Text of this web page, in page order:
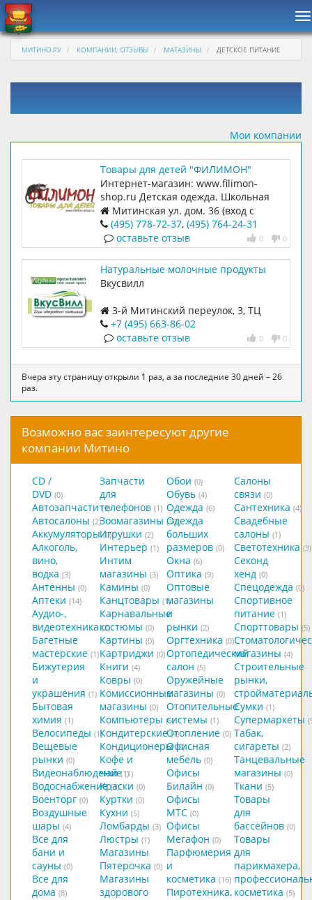
МИТИНО.РУ КОМПАНИИ, ОТЗЫВЫ МАГАЗИНЫ ДЕТСКОЕ ПИТАНИЕ
Мои компании
Товары для детей "ФИЛИМОН"
Интернет-магазин: www.filimon-
shop.ru Детская одежда. Школьная
форма.Карнавальные костюмы.
Митинская ул. дом. 36 (вход с
торца)
(495) 778-72-37, (495) 764-24-31
0 0
оставьте отзыв
Натуральные молочные продукты
`Вкусвии` в ТЦ Билла
Вкусвилл
3-й Митинский переулок, 3, ТЦ
`Билла`
+7 (495) 663-86-02
0 0
оставьте отзыв
Вчера эту страницу открыли 1 раз, а за последние 30 дней – 26
раз.
Возможно вас заинтересуют другие
компании Митино
CD /
DVD (0)
Автозапчасти (9)
Автосалоны (2)
Аккумуляторы (0)
Алкоголь,
вино,
водка (3)
Антенны (0)
Аптеки (14)
Аудио-,
видеотехника (2)
Багетные
мастерские (1)
Бижутерия
и
украшения (1)
Бытовая
химия (1)
Велосипеды (1)
Вещевые
рынки (0)
Видеонаблюдение (1)
Водоснабжение (1)
Военторг (0)
Воздушные
шары (4)
Все для
бани и
сауны (0)
Все для
дома (8)
Запчасти
для
телефонов (1)
Зоомагазины (10)
Игрушки (2)
Интерьер (1)
Интим
магазины (3)
Камины (0)
Канцтовары (1)
Карнавальные
костюмы (0)
Картины (0)
Картриджи (0)
Книги (4)
Ковры (0)
Комиссионные
магазины (0)
Компьютеры (5)
Кондитерские (4)
Кондиционеры (0)
Кофе и
чай (1)
Краски (0)
Куртки (0)
Кухни (5)
Ломбарды (3)
Люстры (1)
Магазины
Пятерочка (0)
Магазины
здорового
Обои (0)
Обувь (4)
Одежда (6)
Одежда
больших
размеров (0)
Окна (6)
Оптика (9)
Оптовые
магазины
и
рынки (2)
Оргтехника (0)
Ортопедический
салон (5)
Оружейные
магазины (0)
Отопительные
системы (1)
Отопление (0)
Офисная
мебель (0)
Офисы
Билайн (0)
Офисы
МТС (0)
Офисы
Мегафон (0)
Парфюмерия
и
косметика (16)
Пиротехника,
Салоны
связи (0)
Сантехника (4)
Свадебные
салоны (1)
Светотехника (3)
Секонд
хенд (0)
Спецодежда (0)
Спортивное
питание (1)
Спорттовары (5)
магазины (4)
Строительные
рынки,
Сумки (1)
Супермаркеты
Табак,
сигареты (2)
Танцевальные
магазины (0)
Ткани (5)
Товары
для
бассейнов (0)
Товары
для
парикмахера,
косметика (5)